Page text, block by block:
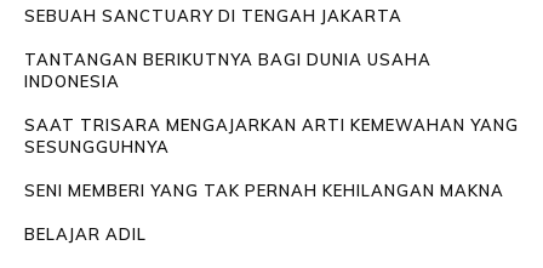
SEBUAH SANCTUARY DI TENGAH JAKARTA
TANTANGAN BERIKUTNYA BAGI DUNIA USAHA
INDONESIA
SAAT TRISARA MENGAJARKAN ARTI KEMEWAHAN YANG
SESUNGGUHNYA
SENI MEMBERI YANG TAK PERNAH KEHILANGAN MAKNA
BELAJAR ADIL